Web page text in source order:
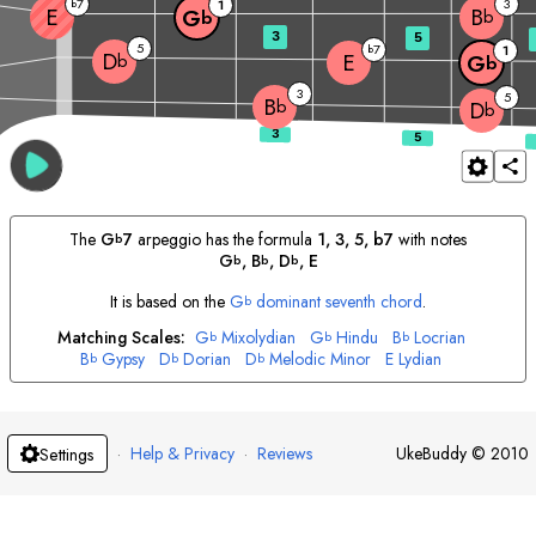
Bb 3
Db 5
Db 5 E b7 Gb 1
E Gb 1 Bb
3 5
The Gb7 arpeggio has the formula 1, 3, 5, b7 with notes
Gb, Bb, Db, E
It is based on the Gb dominant seventh chord.
Matching Scales: Gb Mixolydian Gb Hindu Bb Locrian
Bb Gypsy Db Dorian Db Melodic Minor E Lydian
Settings · Help & Privacy · Reviews UkeBuddy © 2010